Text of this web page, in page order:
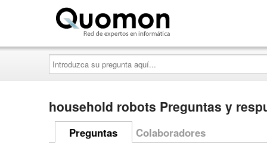
Introduzca
su
pregunta
aquí...
household robots Preguntas y
Preguntas Colaboradores